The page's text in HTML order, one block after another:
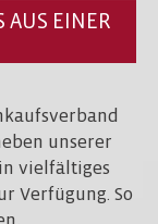
AUS EINER
unserer
vielfältiges
Verfügung. So